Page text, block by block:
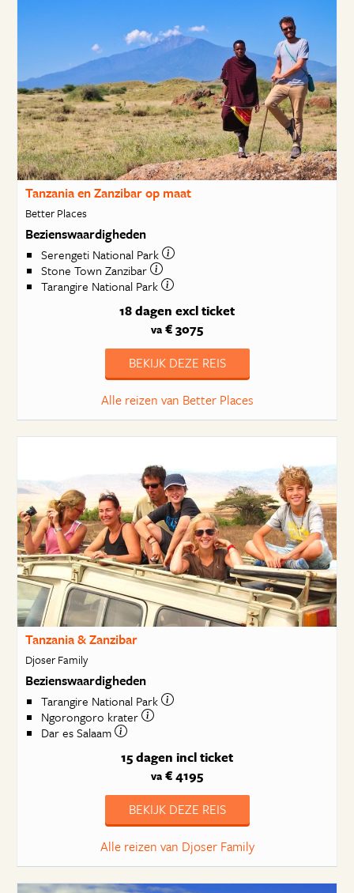
Tanzania en Zanzibar op maat
Better Places
Bezienswaardigheden
Serengeti National Park
Stone Town Zanzibar
Tarangire National Park
18 dagen excl ticket
va € 3075
BEKIJK DEZE REIS
Alle reizen van Better Places
Tanzania & Zanzibar
Djoser Family
Bezienswaardigheden
Tarangire National Park
Ngorongoro krater
Dar es Salaam
15 dagen incl ticket
va € 4195
BEKIJK DEZE REIS
Alle reizen van Djoser Family